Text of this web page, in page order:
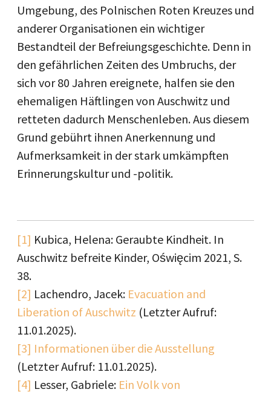
Umgebung, des Polnischen Roten Kreuzes und
anderer Organisationen ein wichtiger
Bestandteil der Befreiungsgeschichte. Denn in
den gefährlichen Zeiten des Umbruchs, der
sich vor 80 Jahren ereignete, halfen sie den
ehemaligen Häftlingen von Auschwitz und
retteten dadurch Menschenleben. Aus diesem
Grund gebührt ihnen Anerkennung und
Aufmerksamkeit in der stark umkämpften
Erinnerungskultur und -politik.
[1] Kubica, Helena: Geraubte Kindheit. In
Auschwitz befreite Kinder, Oświęcim 2021, S.
38.
[2] Lachendro, Jacek: Evacuation and
Liberation of Auschwitz (Letzter Aufruf:
11.01.2025).
[3] Informationen über die Ausstellung
(Letzter Aufruf: 11.01.2025).
[4] Lesser, Gabriele: Ein Volk von